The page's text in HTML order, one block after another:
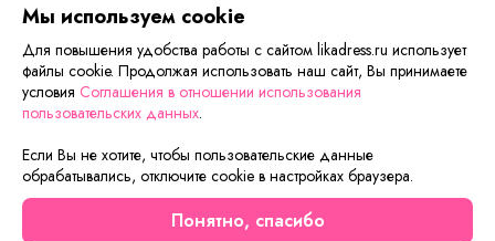
воспользоваться функцией «Быстрый заказ».
Заполните форму, и через короткое время вам
перезвонит менеджер. Он уточнит все условия заказа,
ответит на вопросы, а также подскажет о вариантах
оплаты и доставки.
Описание товараХарактеристики товараОтзывы
Мы используем cookie
Для повышения удобства работы с сайтом likadress.ru использует
файлы cookie. Продолжая использовать наш сайт, Вы принимаете
условия Соглашения в отношении использования
пользовательских данных.
Если Вы не хотите, чтобы пользовательские данные
обрабатывались, отключите cookie в настройках браузера.
Понятно, спасибо